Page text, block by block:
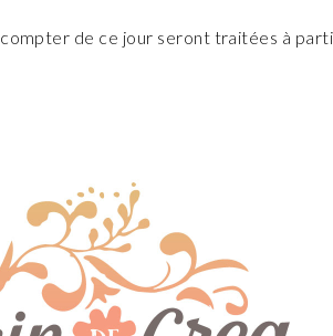
de ce jour seront traitées à